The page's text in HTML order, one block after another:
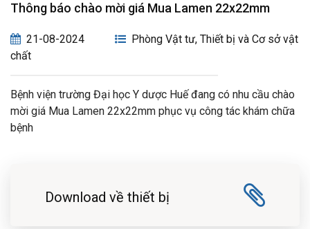
Thông báo chào mời giá Mua Lamen 22x22mm
21-08-2024
Phòng Vật tư, Thiết bị và Cơ sở vật
chất
Bệnh viện trường Đại học Y dược Huế đang có nhu cầu chào
mời giá Mua Lamen 22x22mm phục vụ công tác khám chữa
bệnh
Download về thiết bị